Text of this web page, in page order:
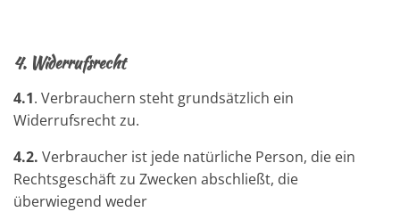
4. Widerrufsrecht
4.1. Verbrauchern steht grundsätzlich ein
Widerrufsrecht zu.
4.2. Verbraucher ist jede natürliche Person, die ein
Rechtsgeschäft zu Zwecken abschließt, die
überwiegend weder